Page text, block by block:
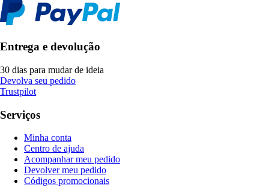
Entrega e devolução
30 dias para mudar de ideia
Devolva seu pedido
Trustpilot
Serviços
Minha conta
Centro de ajuda
Acompanhar meu pedido
Devolver meu pedido
Códigos promocionais